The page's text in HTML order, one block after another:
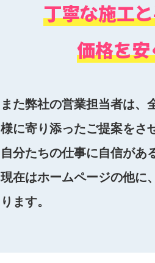
丁寧な施工
価格を
また弊社の営業担当者は、
様に寄り添ったご提案をさ
自分たちの仕事に自信があ
現在はホームページの他に
ります。